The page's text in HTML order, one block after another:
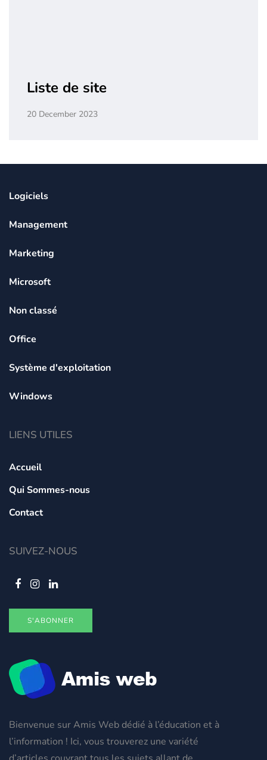
Liste de site
20 December 2023
Bienvenue sur Amis Web dédié à l’éducation et à
l’information ! Ici, vous trouverez une variété
Logiciels
Management
Marketing
Microsoft
Non classé
Office
Système d'exploitation
Windows
LIENS UTILES
Accueil
Qui Sommes-nous
Contact
SUIVEZ-NOUS
S'ABONNER